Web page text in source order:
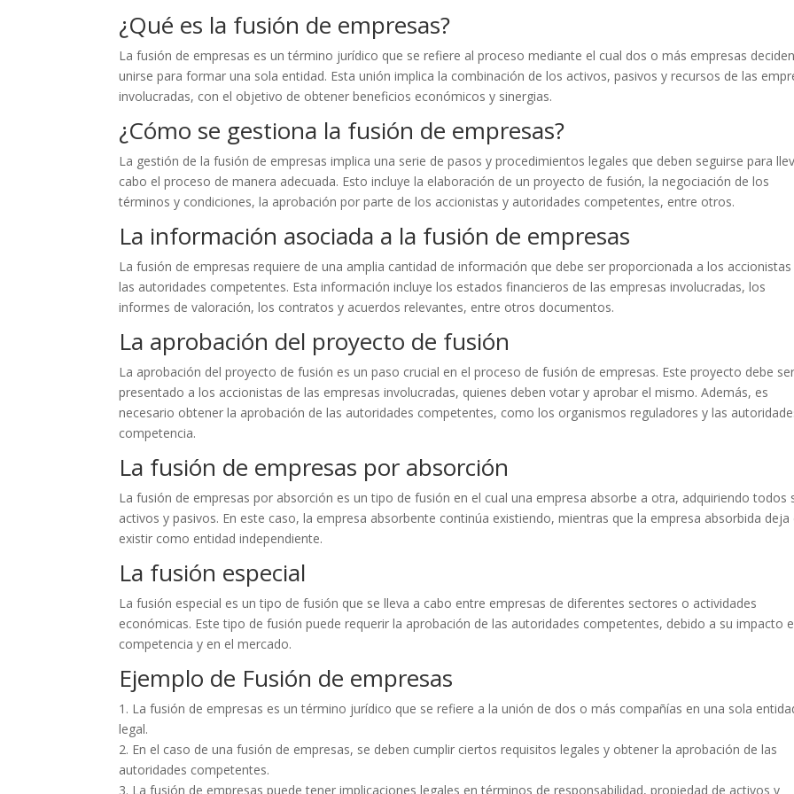
¿Qué es la fusión de empresas?
La fusión de empresas es un término jurídico que se refiere al proceso mediante el cual dos o más empresas deciden
unirse para formar una sola entidad. Esta unión implica la combinación de los activos, pasivos y recursos de las
involucradas, con el objetivo de obtener beneficios económicos y sinergias.
¿Cómo se gestiona la fusión de empresas?
La gestión de la fusión de empresas implica una serie de pasos y procedimientos legales que deben seguirse para
cabo el proceso de manera adecuada. Esto incluye la elaboración de un proyecto de fusión, la negociación de los
términos y condiciones, la aprobación por parte de los accionistas y autoridades competentes, entre otros.
La información asociada a la fusión de empresas
La fusión de empresas requiere de una amplia cantidad de información que debe ser proporcionada a los accionistas
las autoridades competentes. Esta información incluye los estados financieros de las empresas involucradas, los
informes de valoración, los contratos y acuerdos relevantes, entre otros documentos.
La aprobación del proyecto de fusión
La aprobación del proyecto de fusión es un paso crucial en el proceso de fusión de empresas. Este proyecto debe ser
presentado a los accionistas de las empresas involucradas, quienes deben votar y aprobar el mismo. Además, es
necesario obtener la aprobación de las autoridades competentes, como los organismos reguladores y las
competencia.
La fusión de empresas por absorción
La fusión de empresas por absorción es un tipo de fusión en el cual una empresa absorbe a otra, adquiriendo todos
activos y pasivos. En este caso, la empresa absorbente continúa existiendo, mientras que la empresa absorbida deja
existir como entidad independiente.
La fusión especial
La fusión especial es un tipo de fusión que se lleva a cabo entre empresas de diferentes sectores o actividades
económicas. Este tipo de fusión puede requerir la aprobación de las autoridades competentes, debido a su impacto
competencia y en el mercado.
Ejemplo de Fusión de empresas
1. La fusión de empresas es un término jurídico que se refiere a la unión de dos o más compañías en una sola
legal.
2. En el caso de una fusión de empresas, se deben cumplir ciertos requisitos legales y obtener la aprobación de las
autoridades competentes.
3. La fusión de empresas puede tener implicaciones legales en términos de responsabilidad, propiedad de activos y